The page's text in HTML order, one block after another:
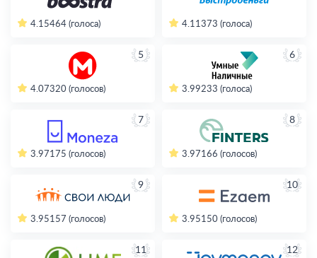
4.15464 (голоса) 4.11 373 (голоса)
5
4.07320 (голосов)
6
3.99233 (голоса)
7
3.97175 (голосов)
8
3.97166 (голосов)
9
3.95157 (голосов)
10
3.95150 (голосов)
11 12